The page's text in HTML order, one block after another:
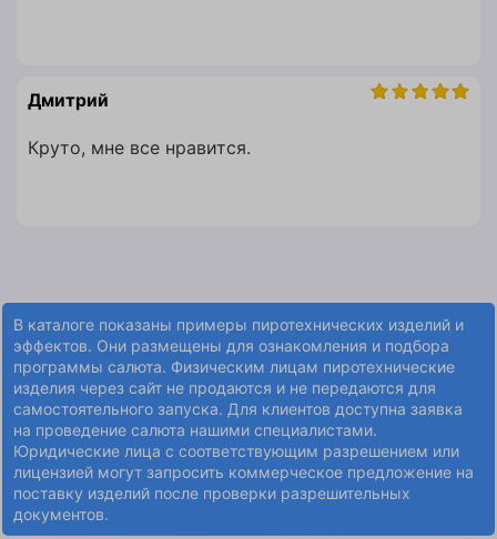
Дмитрий
Круто, мне все нравится.
В каталоге показаны примеры пиротехнических изделий и
эффектов. Они размещены для ознакомления и подбора
программы салюта. Физическим лицам пиротехнические
изделия через сайт не продаются и не передаются для
самостоятельного запуска. Для клиентов доступна заявка
на проведение салюта нашими специалистами.
Юридические лица с соответствующим разрешением или
лицензией могут запросить коммерческое предложение на
поставку изделий после проверки разрешительных
документов.